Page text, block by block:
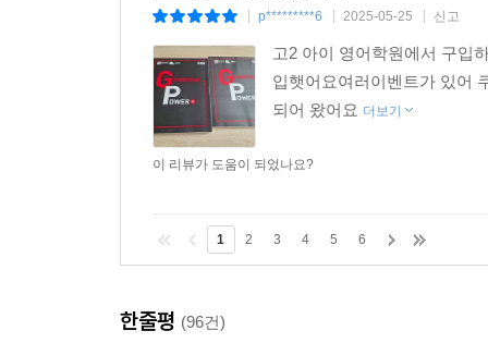
p*********6 2025-05-25 신고
고2 아이 영어학원에서 구입
입햇어요여러이벤트가 있어
되어 왔어요 더보기
이 리뷰가 도움이 되었나요?
1 2 3 4 5 6
한줄평 (96건)